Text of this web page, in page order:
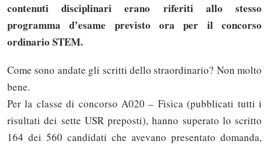
contenuti disciplinari erano riferiti allo stesso
programma d’esame previsto ora per il concorso
ordinario STEM.
Come sono andate gli scritti dello straordinario? Non molto
bene.
Per la classe di concorso A020 – Fisica (pubblicati tutti i
risultati dei sette USR preposti), hanno superato lo scritto
164 dei 560 candidati che avevano presentato domanda,